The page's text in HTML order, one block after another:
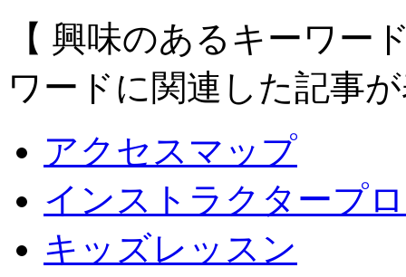
【 興味のあるキーワー
ワードに関連した記事
アクセスマップ
インストラクタープ
キッズレッスン